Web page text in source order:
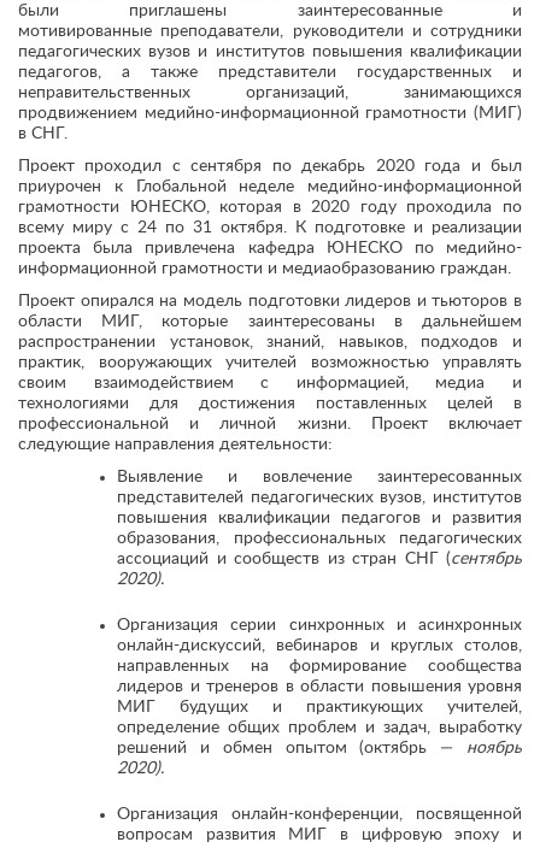
были приглашены заинтересованные и
мотивированные преподаватели, руководители и сотрудники
педагогических вузов и институтов повышения квалификации
педагогов, а также представители государственных и
неправительственных организаций, занимающихся
продвижением медийно-информационной грамотности (МИГ)
в СНГ.
Проект проходил с сентября по декабрь 2020 года и был
приурочен к Глобальной неделе медийно-информационной
грамотности ЮНЕСКО, которая в 2020 году проходила по
всему миру с 24 по 31 октября. К подготовке и реализации
проекта была привлечена кафедра ЮНЕСКО по медийно-
информационной грамотности и медиаобразованию граждан.
Проект опирался на модель подготовки лидеров и тьюторов в
области МИГ, которые заинтересованы в дальнейшем
распространении установок, знаний, навыков, подходов и
практик, вооружающих учителей возможностью управлять
своим взаимодействием с информацией, медиа и
технологиями для достижения поставленных целей в
профессиональной и личной жизни. Проект включает
следующие направления деятельности:
Выявление и вовлечение заинтересованных
представителей педагогических вузов, институтов
повышения квалификации педагогов и развития
образования, профессиональных педагогических
ассоциаций и сообществ из стран СНГ (сентябрь
2020).
Организация серии синхронных и асинхронных
онлайн-дискуссий, вебинаров и круглых столов,
направленных на формирование сообщества
лидеров и тренеров в области повышения уровня
МИГ будущих и практикующих учителей,
определение общих проблем и задач, выработку
решений и обмен опытом (октябрь — ноябрь
2020).
Организация онлайн-конференции, посвященной
вопросам развития МИГ в цифровую эпоху и